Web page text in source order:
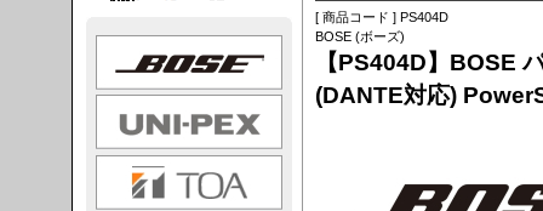
[ 商品コード ] PS404D
BOSE (ボーズ)
【PS404D】BOSE
(DANTE対応)